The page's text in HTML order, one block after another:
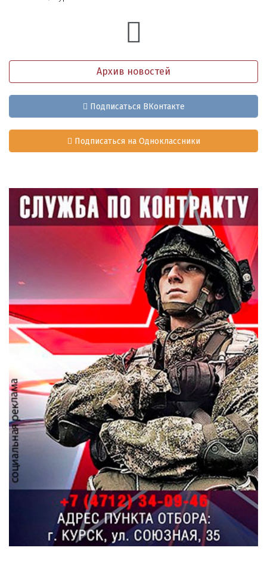
Архив новостей
Подписаться ВКонтакте
Подписаться на Одноклассники